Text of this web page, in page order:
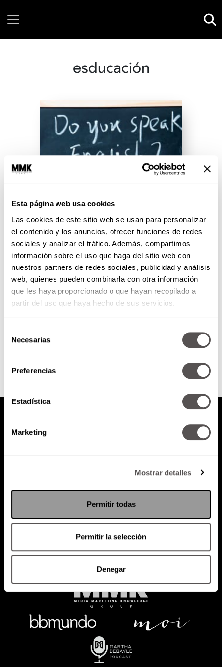
Esta página web usa cookies
Las cookies de este sitio web se usan para personalizar
el contenido y los anuncios, ofrecer funciones de redes
sociales y analizar el tráfico. Además, compartimos
información sobre el uso que haga del sitio web con
nuestros partners de redes sociales, publicidad y análisis
web, quienes pueden combinarla con otra información
que les haya proporcionado o que hayan recopilado a
partir del uso que haya hecho de sus servicios.
Necesarias
Preferencias
Estadística
Marketing
Mostrar detalles
Permitir todas
Permitir la selección
Denegar
esducación
Sorry: Así andamos los
mexicanos con el inglés
Mexicanos Primero presenta un
estudio con el que evaluó el nivel
de inglés de los jóvenes en
México.
Política de Privacidad
PODCAST RADIO MARTHA EVENTOS
SACA TU ID